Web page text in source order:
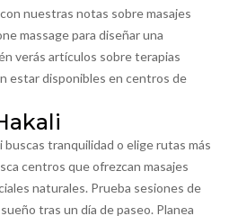
nuestras notas sobre masajes
massage para diseñar una
verás artículos sobre terapias
estar disponibles en centros de
tranquilidad o elige rutas más
centros que ofrezcan masajes
naturales. Prueba sesiones de
tras un día de paseo. Planea